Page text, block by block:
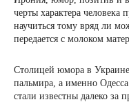
черты характера
научиться тому вряд ли
передается с молоком
Столицей юмора в
пальмира, а именно
стали известны далеко за